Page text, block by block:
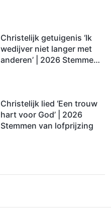
Christelijk getuigenis ‘Ik
wedijver niet langer met
anderen’ | 2026 Stemmen
Christelijk lied ‘Een trouw
hart voor God’ | 2026
Stemmen van lofprijzing